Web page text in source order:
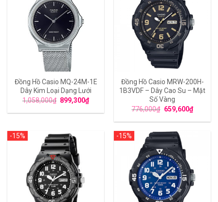
Đồng Hồ Casio MQ-24M-1E
Dây Kim Loại Dạng Lưới
1,058,000₫ 899,300₫
Đồng Hồ Casio MRW-200H-
1B3VDF – Dây Cao Su – Mặt
Số Vàng
776,000₫ 659,600₫
-15% -15%